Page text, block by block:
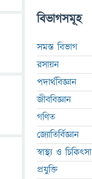
বিভাগসমূহ
সমস্ত বিভাগ
রসায়ন
পদার্থবিজ্ঞান
জীববিজ্ঞান
গণিত
জ্যোতির্বিজ্ঞান
স্বাস্থ্য ও চিকিৎসা
প্রযুক্তি